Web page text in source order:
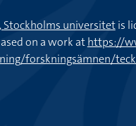
universitetis
on a work athttps://
forskningsämnen/